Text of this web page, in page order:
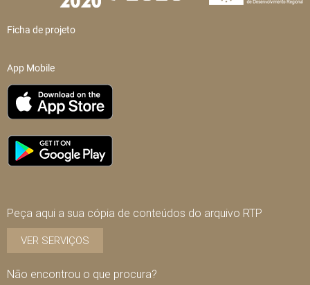
Ficha de projeto
App Mobile
Peça aqui a sua cópia de conteúdos do arquivo RTP
VER SERVIÇOS
Não encontrou o que procura?